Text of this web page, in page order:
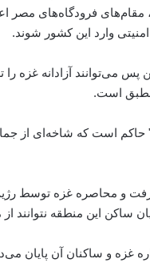
فرودگاه‌های مصر
وارد این کشور شوند.
می‌توانند آزادانه غزه
است.
است که شاخه‌ای از
را برعهده گرفت و محاصره غزه
ساکن این منطقه نتوانند
غزه و ساکنان آن پایان